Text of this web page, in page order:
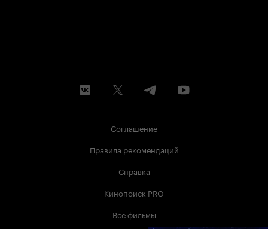
Соглашение
Правила рекомендаций
Справка
Кинопоиск PRO
Все фильмы